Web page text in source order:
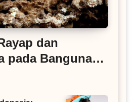
dan
pada Bangunan